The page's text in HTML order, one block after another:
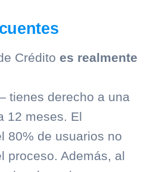
Crédito es realmente
tienes derecho a una
12 meses. El
80% de usuarios no
proceso. Además, al